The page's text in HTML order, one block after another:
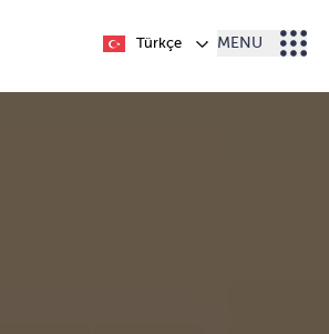
Türkçe MENU